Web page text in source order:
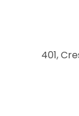
401,